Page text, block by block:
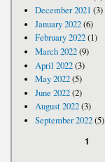
December 2021 (3)
January 2022(6)
February 2022(1)
March 2022(9)
April 2022(3)
May 2022(5)
June 2022(2)
August 2022(3)
September 2022(5)
1